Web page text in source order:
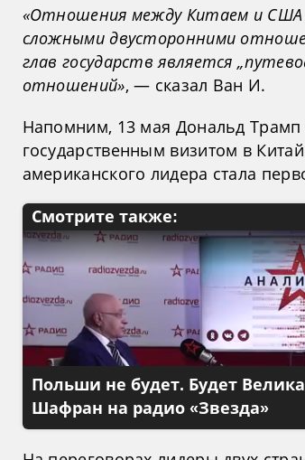
«Отношения между Китаем и
сложными двусторонними
глав государств является
отношений», — сказал Ван И.
Напомним, 13 мая Дональд
государственным визитом в
американского лидера стала
Смотрите также:
Польши не будет. Будет
Шафран на радио «Звезда»